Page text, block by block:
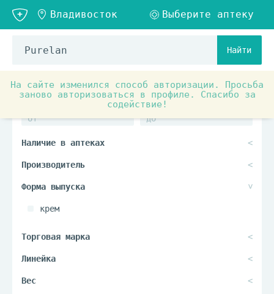
Найти
На сайте изменился способ авторизации. Просьба
заново авторизоваться в профиле. Спасибо за
содействие!
крем